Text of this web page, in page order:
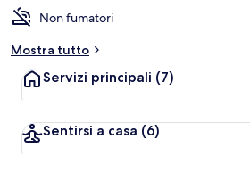
Non fumatori
Mostra tutto
Servizi principali (7)
Sentirsi a casa (6)